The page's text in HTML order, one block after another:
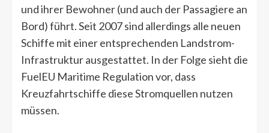
und ihrer Bewohner (und auch der Passagiere an
Bord) führt. Seit 2007 sind allerdings alle neuen
Schiffe mit einer entsprechenden Landstrom-
Infrastruktur ausgestattet. In der Folge sieht die
FuelEU Maritime Regulation vor, dass
Kreuzfahrtschiffe diese Stromquellen nutzen
müssen.